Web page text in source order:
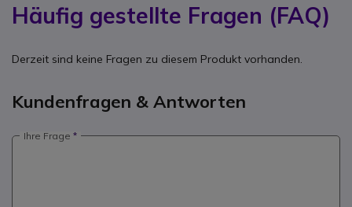
Häufig gestellte Fragen (FAQ)
Derzeit sind keine Fragen zu diesem Produkt vorhanden.
Kundenfragen & Antworten
Ihre Frage